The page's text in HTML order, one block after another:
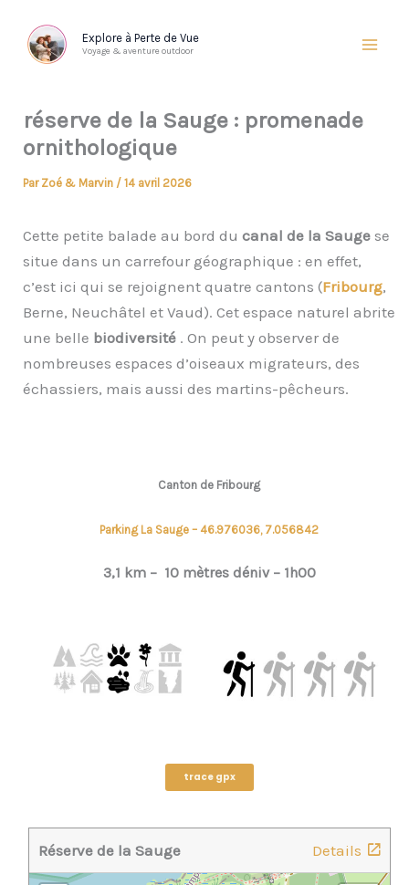
contenu
Explore à Perte de Vue
Voyage & aventure outdoor
réserve de la Sauge : promenade
ornithologique
Par Zoé & Marvin / 14 avril 2026
Cette petite balade au bord du canal de la Sauge se
situe dans un carrefour géographique : en effet,
c’est ici qui se rejoignent quatre cantons (Fribourg,
Berne, Neuchâtel et Vaud). Cet espace naturel abrite
une belle biodiversité . On peut y observer de
nombreuses espaces d’oiseaux migrateurs, des
échassiers, mais aussi des martins-pêcheurs.
Canton de Fribourg
Parking La Sauge – 46.976036, 7.056842
3,1 km – 10 mètres déniv – 1h00
trace gpx
Details
Réserve de la Sauge